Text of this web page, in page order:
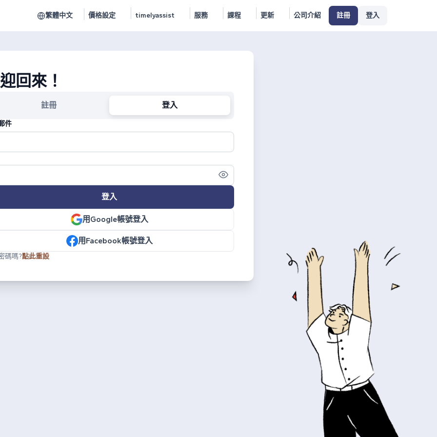
繁體中文 價格設定 timelyassist 服務 課程 更新 公司介紹 註冊 登入
回來！
註冊 登入
件
登入
用Google帳號登入
用Facebook帳號登入
碼嗎?點此重設